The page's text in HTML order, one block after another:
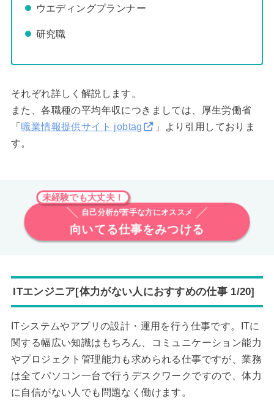
ウエディングプランナー
研究職
それぞれ詳しく解説します。
また、各職種の平均年収につきましては、厚生労働省
「職業情報提供サイト jobtag
」より引用しておりま
す。
未経験でも大丈夫！
自己分析が苦手な方にオススメ
向いてる仕事をみつける
ITエンジニア[体力がない人におすすめの仕事 1/20]
ITシステムやアプリの設計・運用を行う仕事です。ITに
関する幅広い知識はもちろん、コミュニケーション能力
やプロジェクト管理能力も求められる仕事ですが、業務
は全てパソコン一台で行うデスクワークですので、体力
に自信がない人でも問題なく働けます。